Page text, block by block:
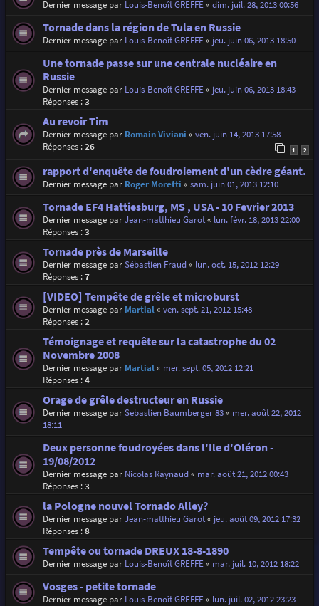
Dernier message par Louis-Benoît GREFFE« dim. juil. 28, 2013 00:56
Tornade dans la région de Tula en Russie
Dernier message par Louis-Benoît GREFFE« jeu. juin 06, 2013 18:50
Une tornade passe sur une centrale nucléaire en
Russie
Dernier message par Louis-Benoît GREFFE« jeu. juin 06, 2013 18:43
Réponses :3
Au revoir Tim
Dernier message par Romain Viviani « ven. juin 14, 2013 17:58
Réponses :26 1 2
rapport d'enquête de foudroiement d'un cèdre géant.
Dernier message par Roger Moretti « sam. juin 01, 2013 12:10
Tornade EF4 Hattiesburg, MS , USA - 10 Fevrier 2013
Dernier message parJean-matthieu Garot« lun. févr. 18, 2013 22:00
Réponses :3
Tornade près de Marseille
Dernier message parSébastien Fraud« lun. oct. 15, 2012 12:29
Réponses :7
[VIDEO] Tempête de grêle et microburst
Dernier message par Martial« ven. sept. 21, 2012 15:48
Réponses :2
Témoignage et requête sur la catastrophe du 02
Novembre 2008
Dernier message par Martial« mer. sept. 05, 2012 12:21
Réponses :4
Orage de grêle destructeur en Russie
Dernier message parSebastien Baumberger 83« mer. août 22, 2012
18:11
Deux personne foudroyées dans l'Ile d'Oléron -
19/08/2012
Dernier message par Nicolas Raynaud« mar. août 21, 2012 00:43
Réponses :3
la Pologne nouvel Tornado Alley?
Dernier message parJean-matthieu Garot« jeu. août 09, 2012 17:32
Réponses :8
Tempête ou tornade DREUX 18-8-1890
Dernier message par Louis-Benoît GREFFE« mar. juil. 10, 2012 18:22
Vosges - petite tornade
Dernier message par Louis-Benoît GREFFE« lun. juil. 02, 2012 23:23